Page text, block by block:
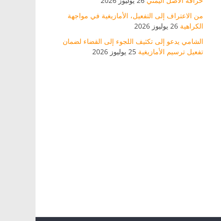
من الاعتراف إلى التفعيل، الأمازيغية في مواجهة
الكراهية 26 يوليوز 2026
الشامي يدعو إلى تكثيف اللجوء إلى القضاء لضمان
تفعيل ترسيم الأمازيغية 25 يوليوز 2026